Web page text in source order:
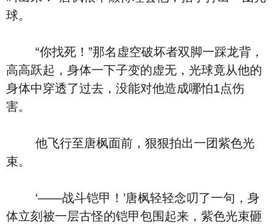
球。
“你找死！”那名虚空破坏者双脚一踩龙背，
高高跃起，身体一下子变的虚无，光球竟从他的
身体中穿透了过去，没能对他造成哪怕1点伤
害。
他飞行至唐枫面前，狠狠拍出一团紫色光
束。
‘――战斗铠甲！’唐枫轻轻念叨了一句，身
体立刻被一层古怪的铠甲包围起来，紫色光束砸